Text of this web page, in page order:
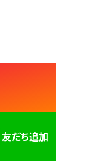
友だち追加